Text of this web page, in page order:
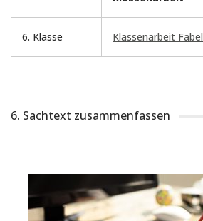
6. Klasse Klassenarbeit Fabel
6. Sachtext zusammenfassen